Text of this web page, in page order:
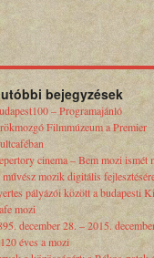
bejegyzések
– Programajánló
Filmmúzeum a Premier
cinema – Bem mozi ismét
mozik digitális
pályázói között a budapesti
mozi
december 28. – 2015.
éves a mozi